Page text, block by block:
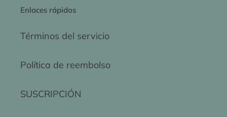
Enlaces rápidos
Términos del servicio
Política de reembolso
SUSCRIPCIÓN